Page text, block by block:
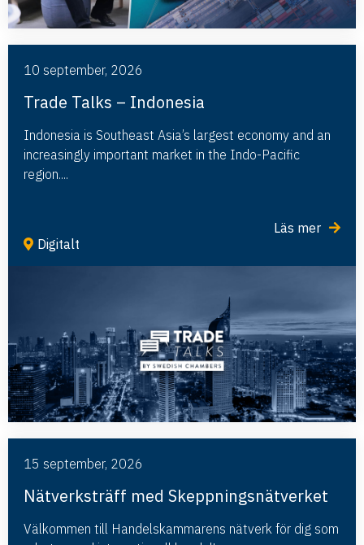
10 september, 2026
Trade Talks – Indonesia
Indonesia is Southeast Asia’s largest economy and an
increasingly important market in the Indo-Pacific
region....
Digitalt
Läs mer
15 september, 2026
Nätverksträff med Skeppningsnätverket
Välkommen till Handelskammarens nätverk för dig som